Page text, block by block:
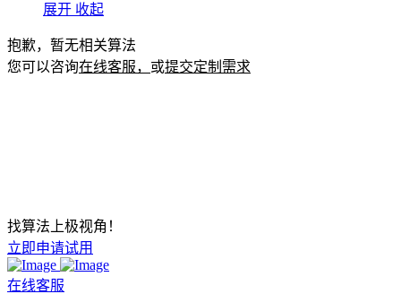
展开 收起
抱歉，暂无相关算法
您可以咨询在线客服， 或提交定制需求
找算法上极视角！
立即申请试用
在线客服